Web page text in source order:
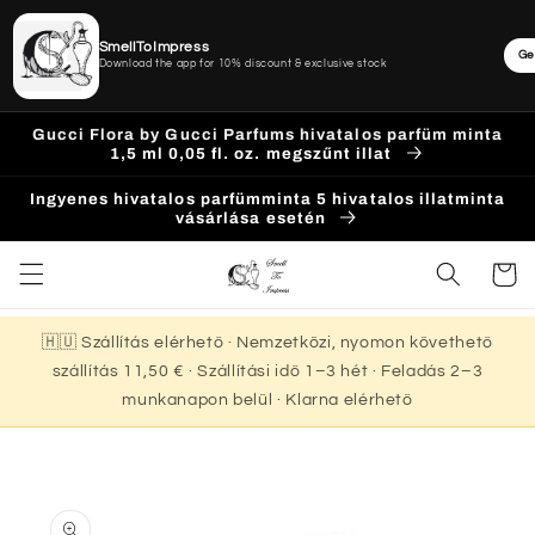
Ugrás a
tartalomhoz
Gucci Flora by Gucci Parfums hivatalos parfüm minta
1,5 ml 0,05 fl. oz. megszűnt illat
Ingyenes hivatalos parfümminta 5 hivatalos illatminta
vásárlása esetén
Kosár
🇭🇺 Szállítás elérhető · Nemzetközi, nyomon követhető
szállítás 11,50 € · Szállítási idő 1–3 hét · Feladás 2–3
munkanapon belül · Klarna elérhető
a
SmellToImpress
Download the app for 10% discount & exclusive stock